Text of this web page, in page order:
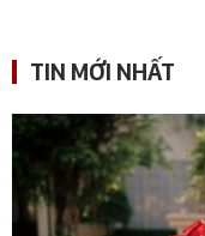
TIN MỚI NHẤT